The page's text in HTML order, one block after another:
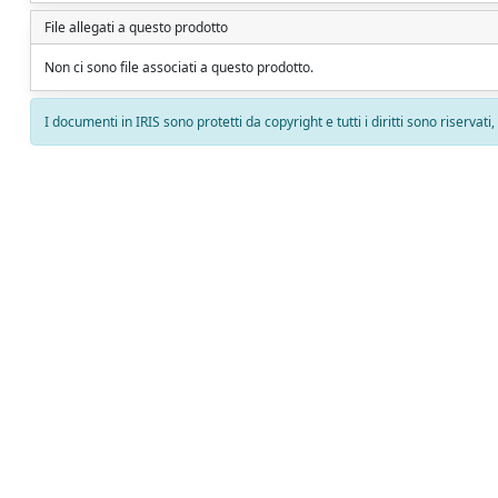
File allegati a questo prodotto
Non ci sono file associati a questo prodotto.
I documenti in IRIS sono protetti da copyright e tutti i diritti sono